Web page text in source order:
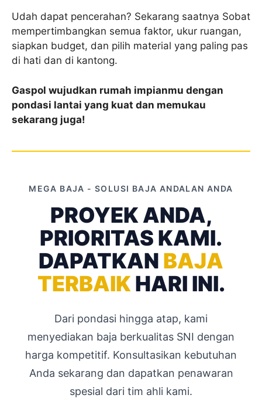
Udah dapat pencerahan? Sekarang saatnya Sobat
mempertimbangkan semua faktor, ukur ruangan,
siapkan budget, dan pilih material yang paling pas
di hati dan di kantong.
Gaspol wujudkan rumah impianmu dengan
pondasi lantai yang kuat dan memukau
sekarang juga!
MEGA BAJA - SOLUSI BAJA ANDALAN ANDA
PROYEK ANDA,
PRIORITAS KAMI.
DAPATKAN BAJA
TERBAIK HARI INI.
Dari pondasi hingga atap, kami
menyediakan baja berkualitas SNI dengan
harga kompetitif. Konsultasikan kebutuhan
Anda sekarang dan dapatkan penawaran
spesial dari tim ahli kami.